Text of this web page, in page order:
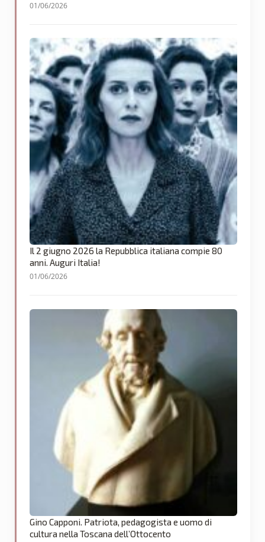
01/06/2026
Il 2 giugno 2026 la Repubblica italiana compie 80
anni. Auguri Italia!
01/06/2026
Gino Capponi. Patriota, pedagogista e uomo di
cultura nella Toscana dell’Ottocento